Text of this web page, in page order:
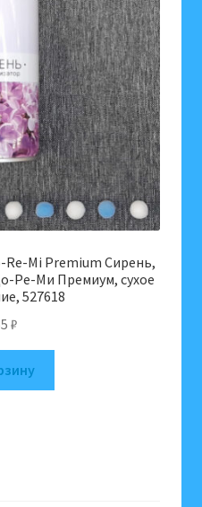
Re-Mi Premium Сирень,
Ре-Ми Премиум, сухое
527618
₽